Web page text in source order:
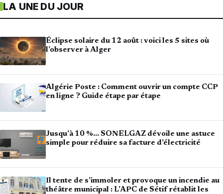
LA UNE DU JOUR
Éclipse solaire du 12 août : voici les 5 sites où
l’observer à Alger
Algérie Poste : Comment ouvrir un compte CCP
en ligne ? Guide étape par étape
Jusqu’à 10 %… SONELGAZ dévoile une astuce
simple pour réduire sa facture d’électricité
Il tente de s’immoler et provoque un incendie au
théâtre municipal : L’APC de Sétif rétablit les